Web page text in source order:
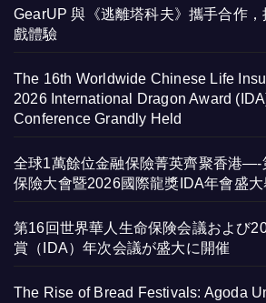
GearUP 與《逃離塔科夫》攜手合作
戲體驗
The 16th Worldwide Chinese Life
2026 International Dragon Award
Conference Grandly Held
全球1萬餘位金融保險菁英齊聚香港—-
保險大會暨2026國際龍獎IDA年會盛大
第16回世界華人生命保険会議および
賞（IDA）年次会議が盛大に開催
The Rise of Bread Festivals: Agoda